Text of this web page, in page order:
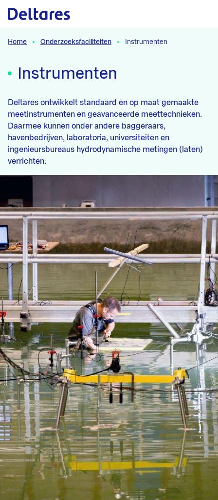
Naar hoofdcontent
Home Onderzoeksfaciliteiten Instrumenten
Instrumenten
Deltares ontwikkelt standaard en op maat gemaakte
meetinstrumenten en geavanceerde meettechnieken.
Daarmee kunnen onder andere baggeraars,
havenbedrijven, laboratoria, universiteiten en
ingenieursbureaus hydrodynamische metingen (laten)
verrichten.